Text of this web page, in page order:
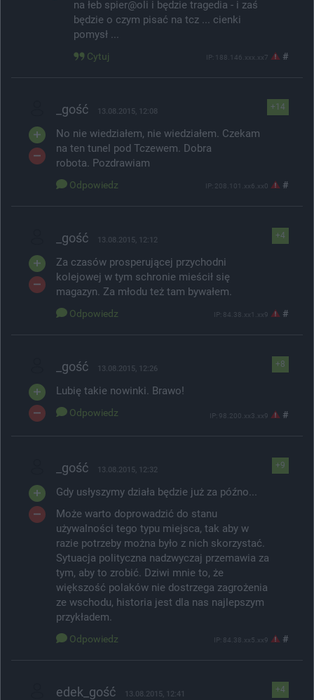
na łeb spier@oli i będzie tragedia - i zaś
będzie o czym pisać na tcz ... cienki
pomysł ...
Cytuj IP: 188.146.xxx.xx7 #
+14
_gość 13.08.2015, 12:08
No nie wiedziałem, nie wiedziałem. Czekam
na ten tunel pod Tczewem. Dobra
robota. Pozdrawiam
Odpowiedz IP: 208.101.xx6.xx0 #
+4
_gość 13.08.2015, 12:12
Za czasów prosperującej przychodni
kolejowej w tym schronie mieścił się
magazyn. Za młodu też tam bywałem.
Odpowiedz IP: 84.38.xx1.xx9 #
+8
_gość 13.08.2015, 12:26
Lubię takie nowinki. Brawo!
Odpowiedz IP: 98.200.xx3.xx9 #
+9
_gość 13.08.2015, 12:32
Gdy usłyszymy działa będzie już za późno...
Może warto doprowadzić do stanu
używalności tego typu miejsca, tak aby w
razie potrzeby można było z nich skorzystać.
Sytuacja polityczna nadzwyczaj przemawia za
tym, aby to zrobić. Dziwi mnie to, że
większość polaków nie dostrzega zagrożenia
ze wschodu, historia jest dla nas najlepszym
przykładem.
Odpowiedz IP: 84.38.xx5.xx9 #
+4
edek_gość 13.08.2015, 12:41